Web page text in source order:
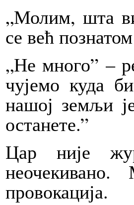
„Молим, шта
се већ
„Не много” –
чујемо куда
нашој земљи
останете.”
Цар није
провокација.